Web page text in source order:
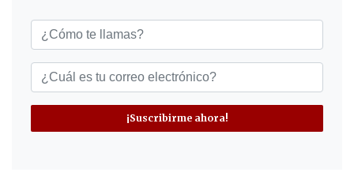
¡Suscribirme ahora!